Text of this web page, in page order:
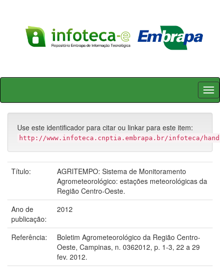
Skip
Use este identificador para citar ou linkar para este item:
http://www.infoteca.cnptia.embrapa.br/infoteca/
Título:
AGRITEMPO: Sistema de Monitoramento
Agrometeorológico: estações meteorológicas da
Região Centro-Oeste.
Ano de
publicação:
2012
Referência:
Boletim Agrometeorológico da Região Centro-
Oeste, Campinas, n. 0362012, p. 1-3, 22 a 29
fev. 2012.